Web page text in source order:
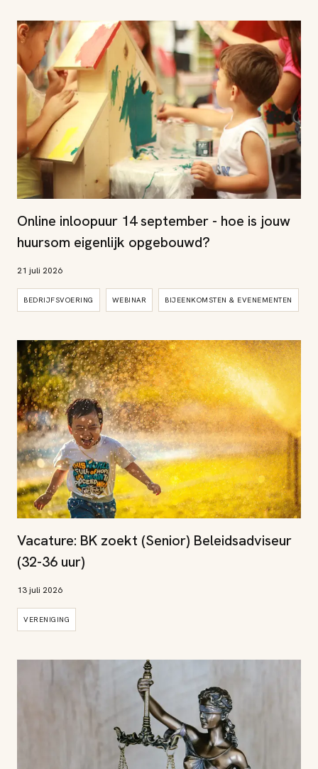
Online inloopuur 14 september - hoe is jouw
huursom eigenlijk opgebouwd?
21 juli 2026
BEDRIJFSVOERING WEBINAR BIJEENKOMSTEN & EVENEMENTEN
Vacature: BK zoekt (Senior) Beleidsadviseur
(32-36 uur)
13 juli 2026
VERENIGING